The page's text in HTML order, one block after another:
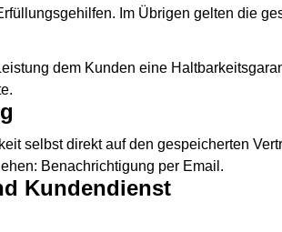
Im Übrigen gelten die
dem Kunden eine
selbst direkt auf den gespeicherten
Benachrichtigung per Email.
Kundendienst